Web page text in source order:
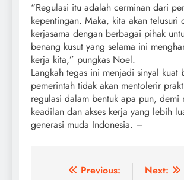
“Regulasi itu adalah cerminan dari
kepentingan. Maka, kita akan telusuri
kerjasama dengan berbagai pihak
benang kusut yang selama ini
kerja kita,” pungkas Noel.
Langkah tegas ini menjadi sinyal kuat
pemerintah tidak akan mentolerir
regulasi dalam bentuk apa pun, demi
keadilan dan akses kerja yang lebih
generasi muda Indonesia. –
Post Previous: Next: